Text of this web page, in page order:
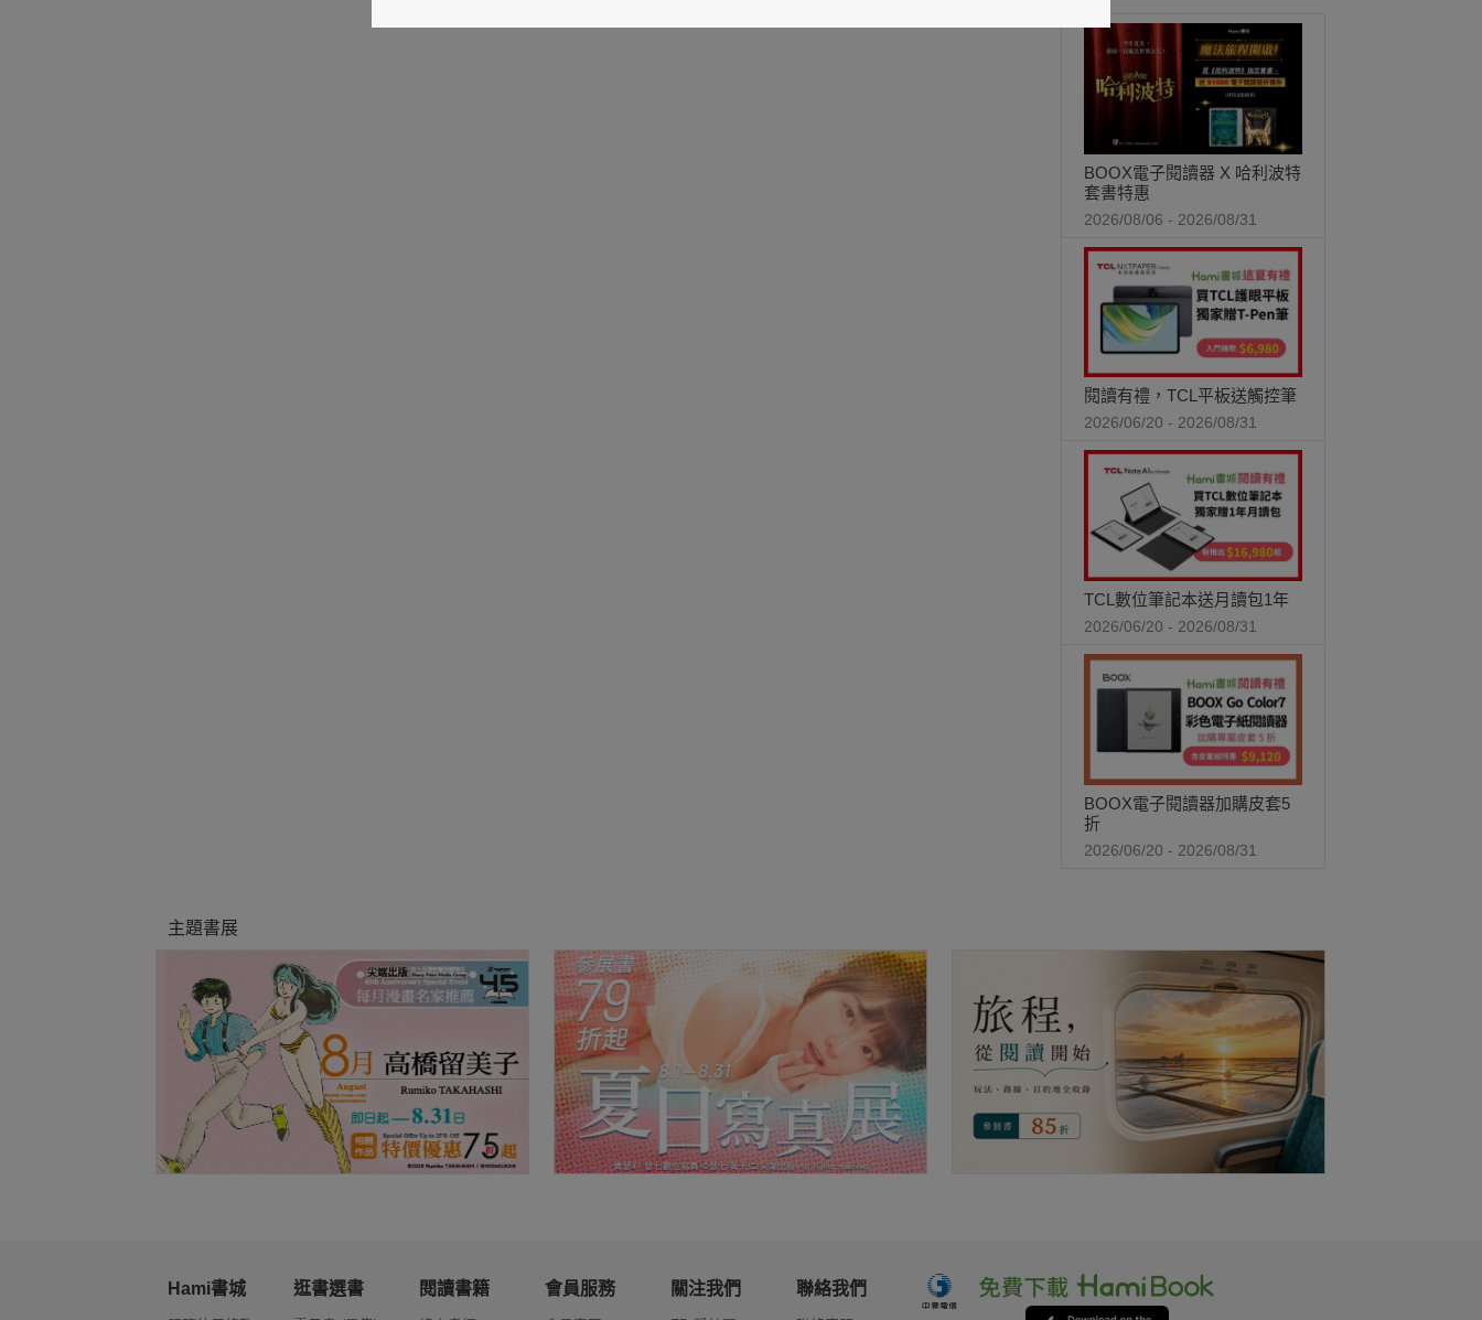
BOOX電子閱讀器 X 哈利波特
套書特惠
2026/08/06 - 2026/08/31
閱讀有禮，TCL平板送觸控筆
2026/06/20 - 2026/08/31
TCL數位筆記本送月讀包1年
2026/06/20 - 2026/08/31
BOOX電子閱讀器加購皮套5
折
2026/06/20 - 2026/08/31
主題書展
Hami書城 逛書選書 閱讀書籍 會員服務 關注我們 聯絡我們